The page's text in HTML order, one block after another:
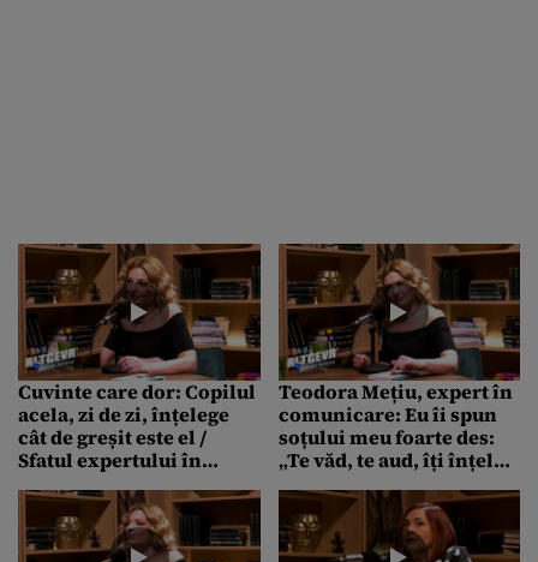
Cuvinte care dor: Copilul
acela, zi de zi, înțelege
cât de greșit este el /
Sfatul expertului în
Mețiu
Teodora Mețiu, expert în
comunicare: Eu îi spun
soțului meu foarte des:
„Te văd, te aud, îți înțeleg